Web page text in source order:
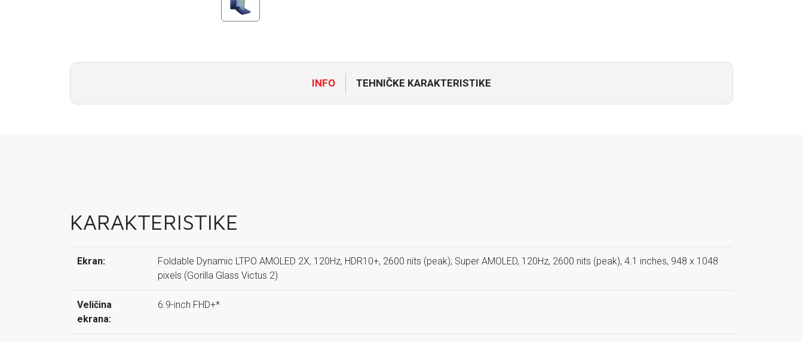
INFO TEHNIČKE KARAKTERISTIKE
KARAKTERISTIKE
Ekran:
Foldable Dynamic LTPO AMOLED 2X, 120Hz, HDR10+, 2600 nits (peak); Super AMOLED, 120Hz, 2600 nits (peak), 4.1 inches, 948 x 1048
pixels (Gorilla Glass Victus 2)
Veličina
ekrana:
6.9-inch FHD+*